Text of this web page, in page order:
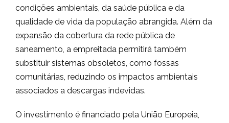
condições ambientais, da saúde pública e da
qualidade de vida da população abrangida. Além da
expansão da cobertura da rede pública de
saneamento, a empreitada permitirá também
substituir sistemas obsoletos, como fossas
comunitárias, reduzindo os impactos ambientais
associados a descargas indevidas.
O investimento é financiado pela União Europeia,